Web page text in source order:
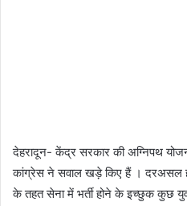
देहरादून- केंद्र सरकार की अग्निपथ
कांग्रेस ने सवाल खड़े किए हैं । दरअसल
के तहत सेना में भर्ती होने के इच्छुक कुछ